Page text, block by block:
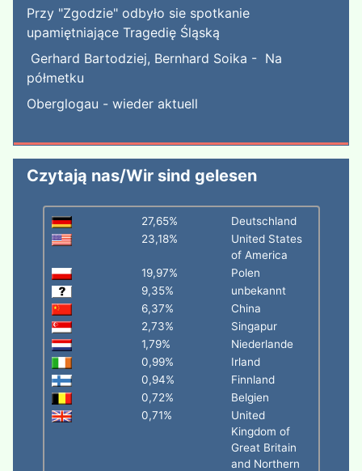
Przy "Zgodzie" odbyło sie spotkanie
upamiętniające Tragedię Śląską
Gerhard Bartodziej, Bernhard Soika - Na
półmetku
Oberglogau - wieder aktuell
Czytają nas/Wir sind gelesen
27,65%
Deutschland
23,18%
United States
of America
19,97%
Polen
9,35%
unbekannt
6,37%
China
2,73%
Singapur
1,79%
Niederlande
0,99%
Irland
0,94%
Finnland
0,72%
Belgien
0,71%
United
Kingdom of
Great Britain
and Northern